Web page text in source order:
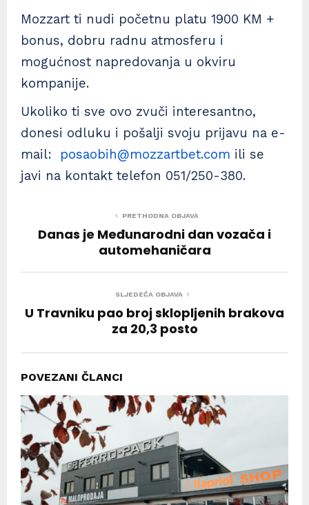
Mozzart ti nudi početnu platu 1900 KM +
bonus, dobru radnu atmosferu i
mogućnost napredovanja u okviru
kompanije.
Ukoliko ti sve ovo zvuči interesantno,
donesi odluku i pošalji svoju prijavu na e-
mail: posaobih@mozzartbet.com ili se
javi na kontakt telefon 051/250-380.
PRETHODNA OBJAVA
Danas je Međunarodni dan vozača i
automehaničara
SLJEDEĆA OBJAVA
U Travniku pao broj sklopljenih brakova
za 20,3 posto
POVEZANI ČLANCI